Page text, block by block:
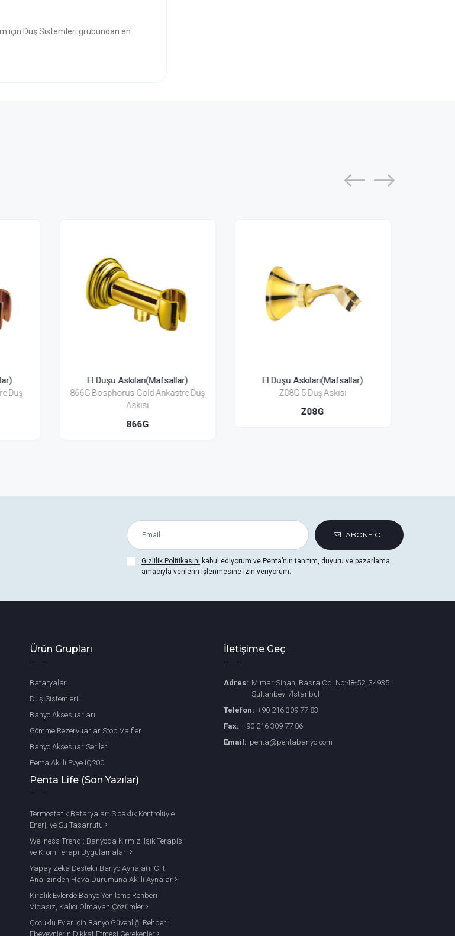
için Duş Sistemleri grubundan en
Duş
El Duşu Askıları(Mafsallar)
Z08G 5 Duş Askısı
Z08G
El Duşu Askıları(Mafsallar)
Z08H Antik Duş Askısı
Z08H
ABONE OL
Gizlilik Politikasını kabul ediyorum ve Penta’nın tanıtım, duyuru ve pazarlama
amacıyla verilerin işlenmesine izin veriyorum.
Ürün Grupları
Bataryalar
Duş Sistemleri
Banyo Aksesuarları
Gömme Rezervuarlar Stop Valfler
Banyo Aksesuar Serileri
Penta Akıllı Evye IQ200
Penta Life (Son Yazılar)
Termostatik Bataryalar: Sıcaklık Kontrolüyle
Enerji ve Su Tasarrufu
Wellness Trendi: Banyoda Kırmızı Işık Terapisi
ve Krom Terapi Uygulamaları
Yapay Zeka Destekli Banyo Aynaları: Cilt
Analizinden Hava Durumuna Akıllı Aynalar
Kiralık Evlerde Banyo Yenileme Rehberi |
Vidasız, Kalıcı Olmayan Çözümler
Çocuklu Evler İçin Banyo Güvenliği Rehberi:
Ebeveynlerin Dikkat Etmesi Gerekenler
İletişime Geç
Adres: Mimar Sinan, Basra Cd. No:48-52, 34935
Sultanbeyli/İstanbul
Telefon: +90 216 309 77 83
Fax: +90 216 309 77 86
Email: penta@pentabanyo.com